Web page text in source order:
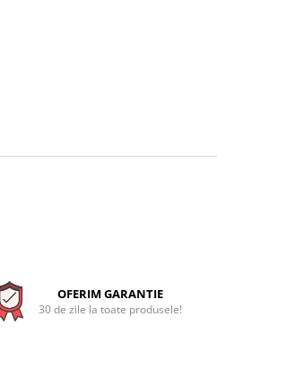
OFERIM GARANTIE
30 de zile la toate produsele!